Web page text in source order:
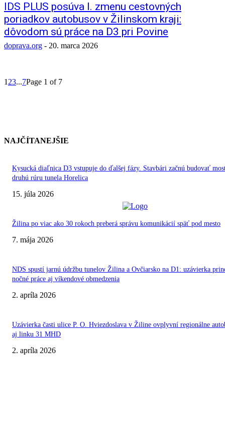
IDS PLUS posúva I. zmenu cestovných
poriadkov autobusov v Žilinskom kraji:
dôvodom sú práce na D3 pri Povine
doprava.org - 20. marca 2026
1 23...7Page 1 of 7
NAJČÍTANEJŠIE
Kysucká diaľnica D3 vstupuje do ďalšej fázy. Stavbári začnú budovať
druhú rúru tunela Horelica
15. júla 2026
Žilina po viac ako 30 rokoch preberá správu komunikácií späť pod mesto
7. mája 2026
NDS spustí jarnú údržbu tunelov Žilina a Ovčiarsko na D1: uzávierka
nočné práce aj víkendové obmedzenia
2. apríla 2026
Uzávierka časti ulice P. O. Hviezdoslava v Žiline ovplyvní regionálne
aj linku 31 MHD
2. apríla 2026